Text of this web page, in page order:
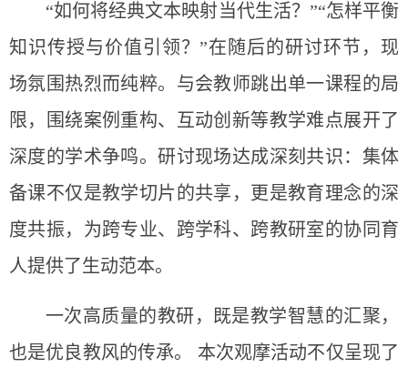
“如何将经典文本映射当代生活？”“怎样平衡
知识传授与价值引领？”在随后的研讨环节，现
场氛围热烈而纯粹。与会教师跳出单一课程的局
限，围绕案例重构、互动创新等教学难点展开了
深度的学术争鸣。研讨现场达成深刻共识：集体
备课不仅是教学切片的共享，更是教育理念的深
度共振，为跨专业、跨学科、跨教研室的协同育
人提供了生动范本。
一次高质量的教研，既是教学智慧的汇聚，
也是优良教风的传承。 本次观摩活动不仅呈现了